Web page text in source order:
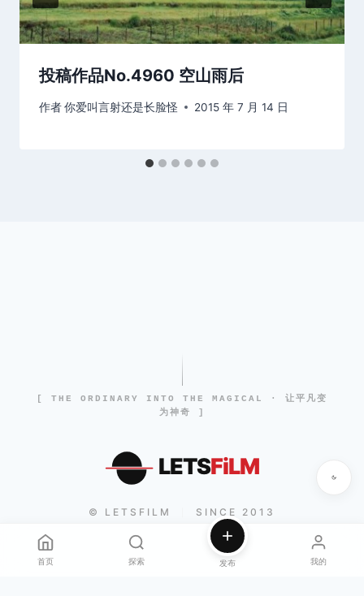
投稿作品No.4960 空山雨后
作者你爱叫言射还是长脸怪 2015 年 7 月 14 日
[ THE ORDINARY INTO THE MAGICAL · 让平凡变
为神奇 ]
LETSFiLM
© LETSFILM SINCE 2013
首页 探索 发布 我的